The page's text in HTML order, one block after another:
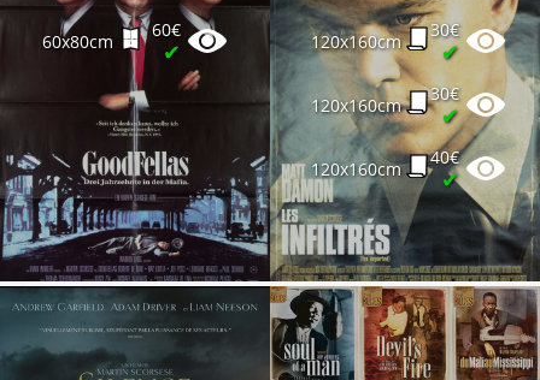
60x80cm
60€
✔ 120x160cm
30€
✔
120x160cm
30€
✔
120x160cm
40€
✔